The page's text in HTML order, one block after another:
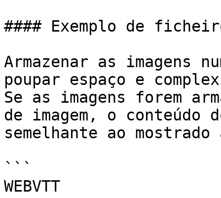
#### Exemplo de
Armazenar as imagens
poupar espaço e
Se as imagens forem
de imagem, o
semelhante ao
```
WEBVTT